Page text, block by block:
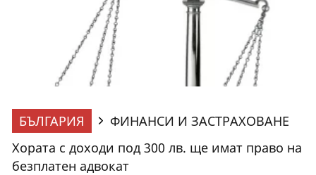
БЪЛГАРИЯ
ФИНАНСИ И ЗАСТРАХОВАНЕ
Хората с доходи под 300 лв. ще имат право на
безплатен адвокат